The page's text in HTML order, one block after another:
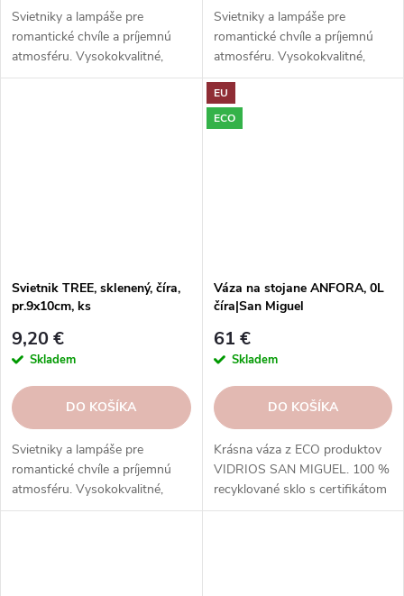
Svietniky a lampáše pre
romantické chvíle a príjemnú
atmosféru. Vysokokvalitné,
bezpečné a estetické. Skvelý
Svietniky a lampáše pre
romantické chvíle a príjemnú
atmosféru. Vysokokvalitné,
bezpečné a estetické. Skvelý
darček a dekorácia. Objednajte
si ešte dnes!
Svietnik TREE, sklenený, číra,
pr.9x10cm, ks
9,20 €
Skladem
DO KOŠÍKA
Svietniky a lampáše pre
romantické chvíle a príjemnú
atmosféru. Vysokokvalitné,
bezpečné a estetické. Skvelý
EU
ECO
Váza na stojane ANFORA, 0L
číra|San Miguel
61 €
Skladem
DO KOŠÍKA
Krásna váza z ECO produktov
VIDRIOS SAN MIGUEL. 100 %
recyklované sklo s certifikátom
GRS.